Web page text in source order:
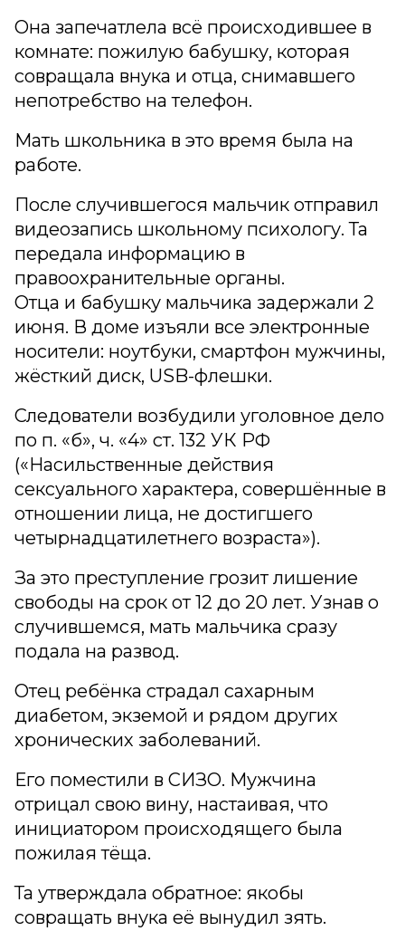
Она запечатлела всё происходившее в
комнате: пожилую бабушку, которая
совращала внука и отца, снимавшего
непотребство на телефон.
Мать школьника в это время была на
работе.
После случившегося мальчик отправил
видеозапись школьному психологу. Та
передала информацию в
правоохранительные органы.
Отца и бабушку мальчика задержали 2
июня. В доме изъяли все электронные
носители: ноутбуки, смартфон мужчины,
жёсткий диск, USB-флешки.
Следователи возбудили уголовное дело
по п. «б», ч. «4» ст. 132 УК РФ
(«Насильственные действия
сексуального характера, совершённые в
отношении лица, не достигшего
четырнадцатилетнего возраста»).
За это преступление грозит лишение
свободы на срок от 12 до 20 лет. Узнав о
случившемся, мать мальчика сразу
подала на развод.
Отец ребёнка страдал сахарным
диабетом, экземой и рядом других
хронических заболеваний.
Его поместили в СИЗО. Мужчина
отрицал свою вину, настаивая, что
инициатором происходящего была
пожилая тёща.
Та утверждала обратное: якобы
совращать внука её вынудил зять.